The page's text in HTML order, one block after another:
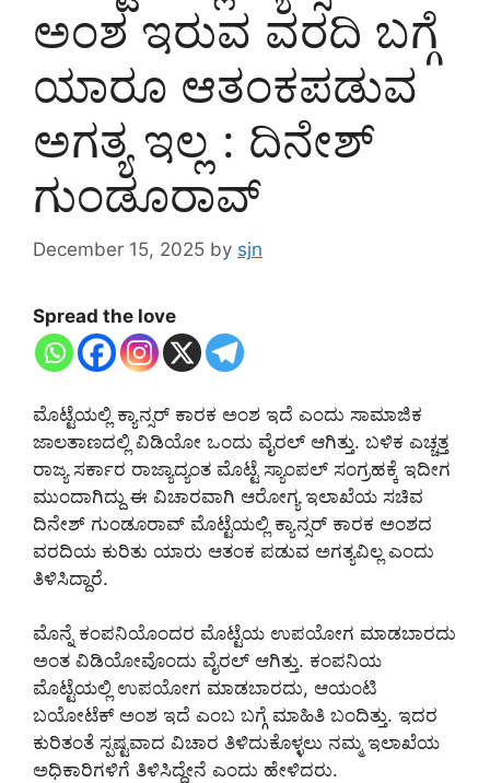
ಅಂಶ ಇರುವ ವರದಿ ಬಗ್ಗೆ
ಯಾರೂ ಆತಂಕಪಡುವ
ಅಗತ್ಯ ಇಲ್ಲ : ದಿನೇಶ್
ಗುಂಡೂರಾವ್
December 15, 2025 by sjn
Spread the love
ಮೊಟ್ಟೆಯಲ್ಲಿ ಕ್ಯಾನ್ಸರ್ ಕಾರಕ ಅಂಶ ಇದೆ ಎಂದು ಸಾಮಾಜಿಕ
ಜಾಲತಾಣದಲ್ಲಿ ವಿಡಿಯೋ ಒಂದು ವೈರಲ್ ಆಗಿತ್ತು. ಬಳಿಕ ಎಚ್ಚತ್ತ
ರಾಜ್ಯ ಸರ್ಕಾರ ರಾಜ್ಯಾದ್ಯಂತ ಮೊಟ್ಟೆ ಸ್ಯಾಂಪಲ್ ಸಂಗ್ರಹಕ್ಕೆ ಇದೀಗ
ಮುಂದಾಗಿದ್ದು ಈ ವಿಚಾರವಾಗಿ ಆರೋಗ್ಯ ಇಲಾಖೆಯ ಸಚಿವ
ದಿನೇಶ್ ಗುಂಡೂರಾವ್ ಮೊಟ್ಟೆಯಲ್ಲಿ ಕ್ಯಾನ್ಸರ್ ಕಾರಕ ಅಂಶದ
ವರದಿಯ ಕುರಿತು ಯಾರು ಆತಂಕ ಪಡುವ ಅಗತ್ಯವಿಲ್ಲ ಎಂದು
ತಿಳಿಸಿದ್ದಾರೆ.
ಮೊನ್ನೆ ಕಂಪನಿಯೊಂದರ ಮೊಟ್ಟೆಯ ಉಪಯೋಗ ಮಾಡಬಾರದು
ಅಂತ ವಿಡಿಯೋವೊಂದು ವೈರಲ್ ಆಗಿತ್ತು. ಕಂಪನಿಯ
ಮೊಟ್ಟೆಯಲ್ಲಿ ಉಪಯೋಗ ಮಾಡಬಾರದು, ಆಯಂಟಿ
ಬಯೋಟೆಕ್ ಅಂಶ ಇದೆ ಎಂಬ ಬಗ್ಗೆ ಮಾಹಿತಿ ಬಂದಿತ್ತು. ಇದರ
ಕುರಿತಂತೆ ಸ್ಪಷ್ಟವಾದ ವಿಚಾರ ತಿಳಿದುಕೊಳ್ಳಲು ನಮ್ಮ‌ ಇಲಾಖೆಯ
ಅಧಿಕಾರಿಗಳಿಗೆ ತಿಳಿಸಿದ್ದೇನೆ ಎಂದು ಹೇಳಿದರು.